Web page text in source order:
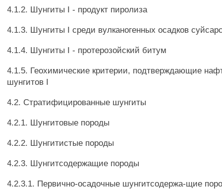
4.1.2. Шунгиты I - продукт пиролиза
4.1.3. Шунгиты I среди вулканогенных осадков
4.1.4. Шунгиты I - протерозойский битум
4.1.5. Геохимические критерии, подтверждающие
шунгитов I
4.2. Стратифицированные шунгиты
4.2.1. Шунгитовые породы
4.2.2. Шунгитистые породы
4.2.3. Шунгитсодержащие породы
4.2.3.1. Первично-осадочные шунгитсодержа-щие